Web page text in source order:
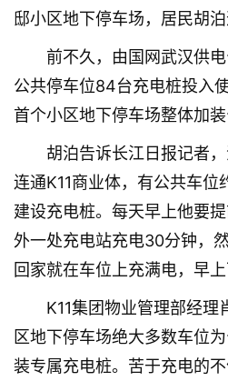
邸小区地下停车场，居民胡泊
前不久，由国网武汉供
公共停车位84台充电桩投入
首个小区地下停车场整体加装
胡泊告诉长江日报记者
连通K11商业体，有公共车
建设充电桩。每天早上他要
外一处充电站充电30分钟，
回家就在车位上充满电，早
K11集团物业管理部经
区地下停车场绝大多数车位
装专属充电桩。苦于充电的